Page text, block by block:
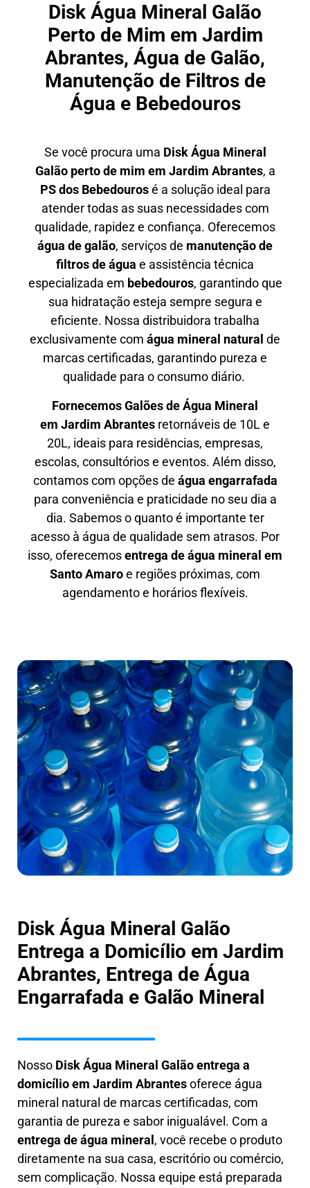
Disk Água Mineral Galão
Perto de Mim em Jardim
Abrantes, Água de Galão,
Manutenção de Filtros de
Água e Bebedouros
Se você procura uma Disk Água Mineral
Galão perto de mim em Jardim Abrantes, a
PS dos Bebedourosé a solução ideal para
atender todas as suas necessidades com
qualidade, rapidez e confiança. Oferecemos
água de galão, serviços de manutenção de
filtros de água e assistência técnica
especializada em bebedouros, garantindo que
sua hidratação esteja sempre segura e
eficiente. Nossa distribuidora trabalha
exclusivamente com água mineral natural de
marcas certificadas, garantindo pureza e
qualidade para o consumo diário.
Fornecemos Galões de Água Mineral
em Jardim Abrantes retornáveis de 10L e
20L, ideais para residências, empresas,
escolas, consultórios e eventos. Além disso,
contamos com opções de água engarrafada
para conveniência e praticidade no seu dia a
dia. Sabemos o quanto é importante ter
acesso à água de qualidade sem atrasos. Por
isso, oferecemosentrega de água mineral em
Santo Amaroe regiões próximas, com
agendamento e horários flexíveis.
Disk Água Mineral Galão
Entrega a Domicílio em Jardim
Abrantes, Entrega de Água
Engarrafada e Galão Mineral
Nosso Disk Água Mineral Galão entrega a
domicílio em Jardim Abrantesoferece água
mineral natural de marcas certificadas, com
garantia de pureza e sabor inigualável. Com a
entrega de água mineral , você recebe o produto
diretamente na sua casa, escritório ou comércio,
sem complicação. Nossa equipe está preparada